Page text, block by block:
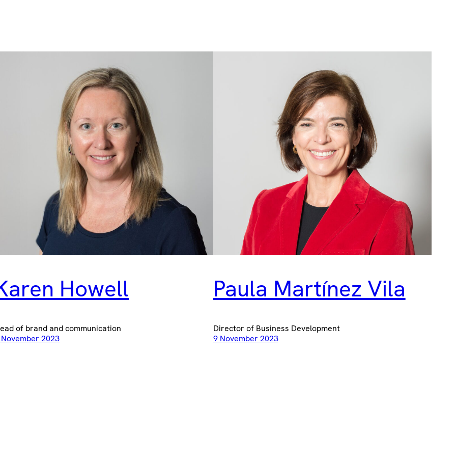
Howell
of brand and communication
2023
Paula Martínez Vila
Director of Business Development
9 November 2023